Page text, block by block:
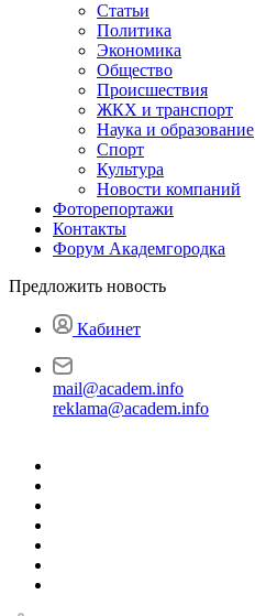
Статьи
Политика
Экономика
Общество
Происшествия
ЖКХ и транспорт
Наука и образование
Спорт
Культура
Новости компаний
Фоторепортажи
Контакты
Форум Академгородка
Предложить новость
Кабинет
mail@academ.info
reklama@academ.info